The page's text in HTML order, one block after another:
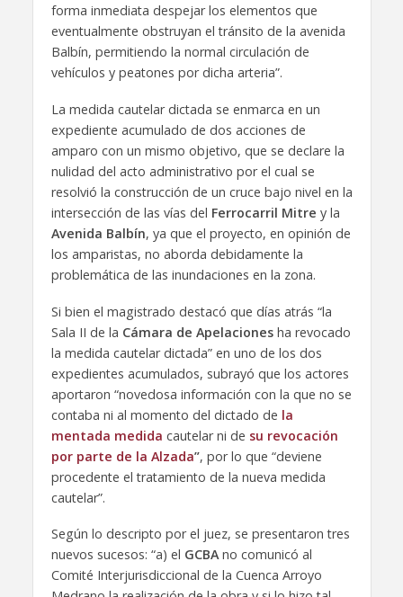
forma inmediata despejar los elementos que
eventualmente obstruyan el tránsito de la avenida
Balbín, permitiendo la normal circulación de
vehículos y peatones por dicha arteria”.
La medida cautelar dictada se enmarca en un
expediente acumulado de dos acciones de
amparo con un mismo objetivo, que se declare la
nulidad del acto administrativo por el cual se
resolvió la construcción de un cruce bajo nivel en la
intersección de las vías del Ferrocarril Mitre y la
Avenida Balbín, ya que el proyecto, en opinión de
los amparistas, no aborda debidamente la
problemática de las inundaciones en la zona.
Si bien el magistrado destacó que días atrás “la
Sala II de la Cámara de Apelacionesha revocado
la medida cautelar dictada” en uno de los dos
expedientes acumulados, subrayó que los actores
aportaron “novedosa información con la que no se
contaba ni al momento del dictado de la
mentada medida cautelar ni de su revocación
por parte de la Alzada”, por lo que “deviene
procedente el tratamiento de la nueva medida
cautelar”.
Según lo descripto por el juez, se presentaron tres
nuevos sucesos: “a) el GCBAno comunicó al
Comité Interjurisdiccional de la Cuenca Arroyo